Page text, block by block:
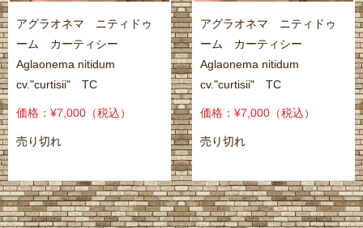
アグラオネマ ニティドゥ
ーム カーティシー
Aglaonema nitidum
cv."curtisii" TC
価格：¥7,000 （税込）
売り切れ
アグラオネマ ニティドゥ
ーム カーティシー
Aglaonema nitidum
cv."curtisii" TC
価格：¥7,000 （税込）
売り切れ